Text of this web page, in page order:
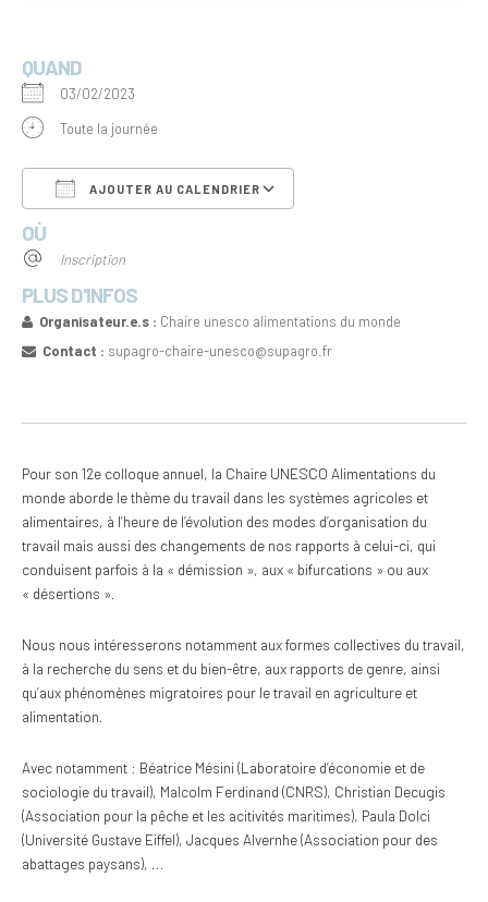
QUAND
03/02/2023
Toute la journée
AJOUTER AU CALENDRIER
OÙ
Inscription
PLUS D'INFOS
Organisateur.e.s : Chaire unesco alimentations du monde
Contact : supagro-chaire-unesco@supagro.fr
Pour son 12e colloque annuel, la Chaire UNESCO Alimentations du
monde aborde le thème du travail dans les systèmes agricoles et
alimentaires, à l’heure de l’évolution des modes d’organisation du
travail mais aussi des changements de nos rapports à celui-ci, qui
conduisent parfois à la « démission », aux « bifurcations » ou aux
« désertions ».
Nous nous intéresserons notamment aux formes collectives du travail,
à la recherche du sens et du bien-être, aux rapports de genre, ainsi
qu’aux phénomènes migratoires pour le travail en agriculture et
alimentation.
Avec notamment : Béatrice Mésini (Laboratoire d’économie et de
sociologie du travail), Malcolm Ferdinand (CNRS), Christian Decugis
(Association pour la pêche et les acitivités maritimes), Paula Dolci
(Université Gustave Eiffel), Jacques Alvernhe (Association pour des
abattages paysans), …